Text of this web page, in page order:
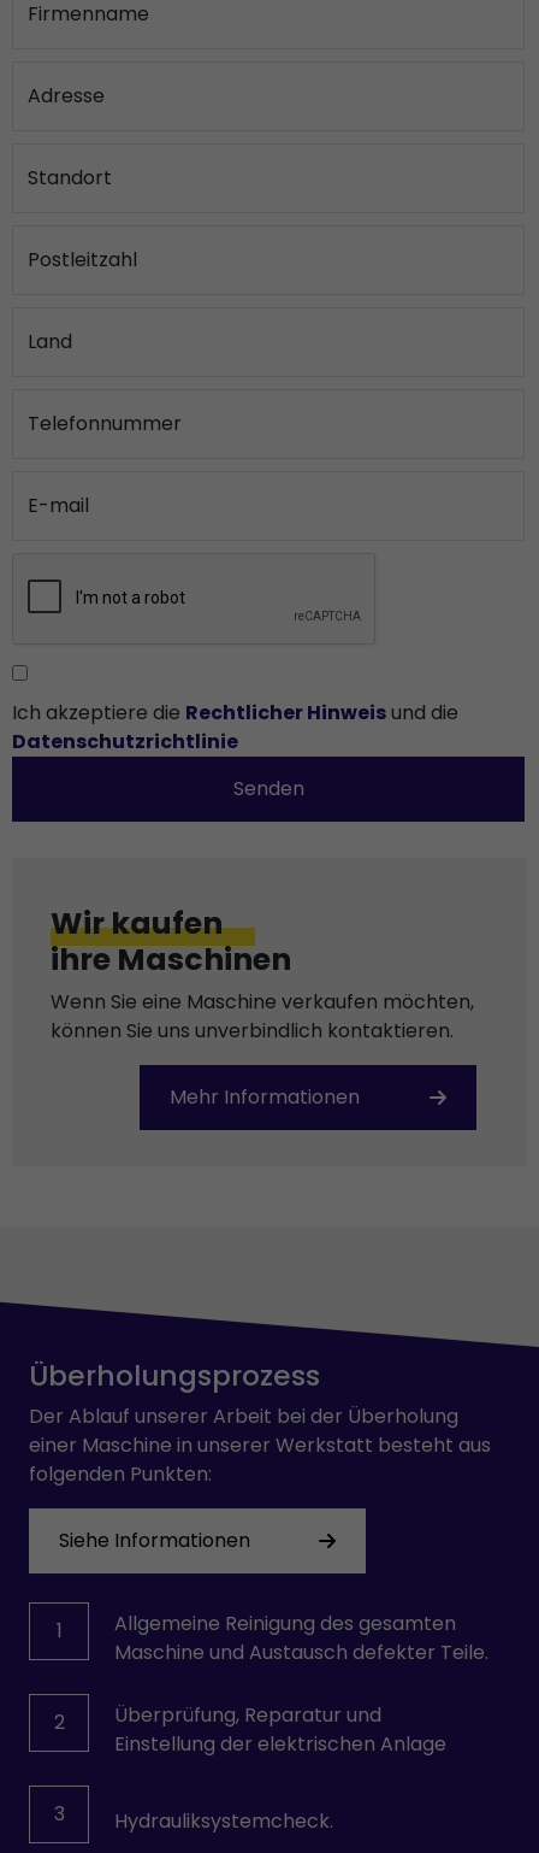
Firmenname
Adresse
Standort
Postleitzahl
Land
Telefonnummer
E-mail
Ich akzeptiere die Rechtlicher Hinweisund die
Datenschutzrichtlinie
Senden
Wir kaufen
ihre Maschinen
Wenn Sie eine Maschine verkaufen möchten,
können Sie uns unverbindlich kontaktieren.
Mehr Informationen
Überholungsprozess
Der Ablauf unserer Arbeit bei der Überholung
einer Maschine in unserer Werkstatt besteht aus
folgenden Punkten:
Siehe Informationen
1
Allgemeine Reinigung des gesamten
Maschine und Austausch defekter Teile.
2
Überprüfung, Reparatur und
Einstellung der elektrischen Anlage
3 Hydrauliksystemcheck.